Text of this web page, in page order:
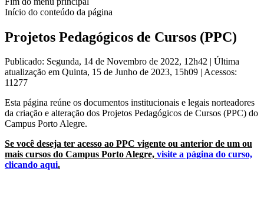
Início do conteúdo da página
Projetos Pedagógicos de Cursos (PPC)
Publicado: Segunda, 14 de Novembro de 2022, 12h42 | Última
atualização em Quinta, 15 de Junho de 2023, 15h09 | Acessos:
11277
Esta página reúne os documentos institucionais e legais norteadores
da criação e alteração dos Projetos Pedagógicos de Cursos (PPC) do
Campus Porto Alegre.
Se você deseja ter acesso ao PPC vigente ou anterior de um ou
mais cursos do Campus Porto Alegre, visite a página do curso,
clicando aqui.